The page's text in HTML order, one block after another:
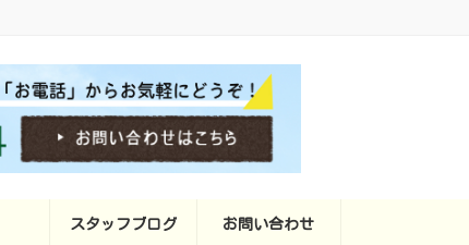
スタッフブログ お問い合わせ